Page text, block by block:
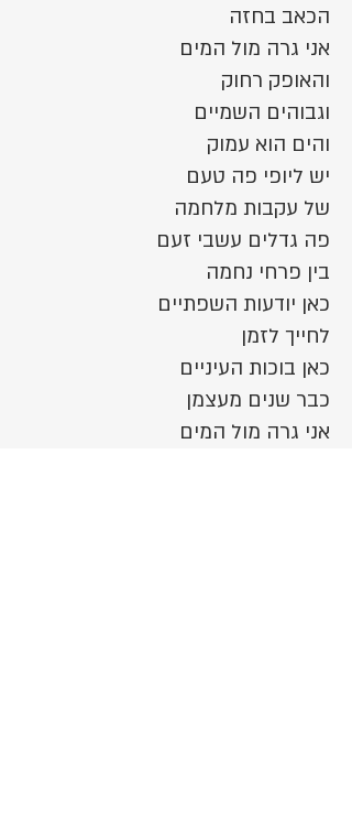
הכאב בחזה
אני גרה מול המים
והאופק רחוק
וגבוהים השמיים
והים הוא עמוק
יש ליופי פה טעם
של עקבות מלחמה
פה גדלים עשבי זעם
בין פרחי נחמה
כאן יודעות השפתיים
לחייך לזמן
כאן בוכות העיניים
כבר שנים מעצמן
אני גרה מול המים